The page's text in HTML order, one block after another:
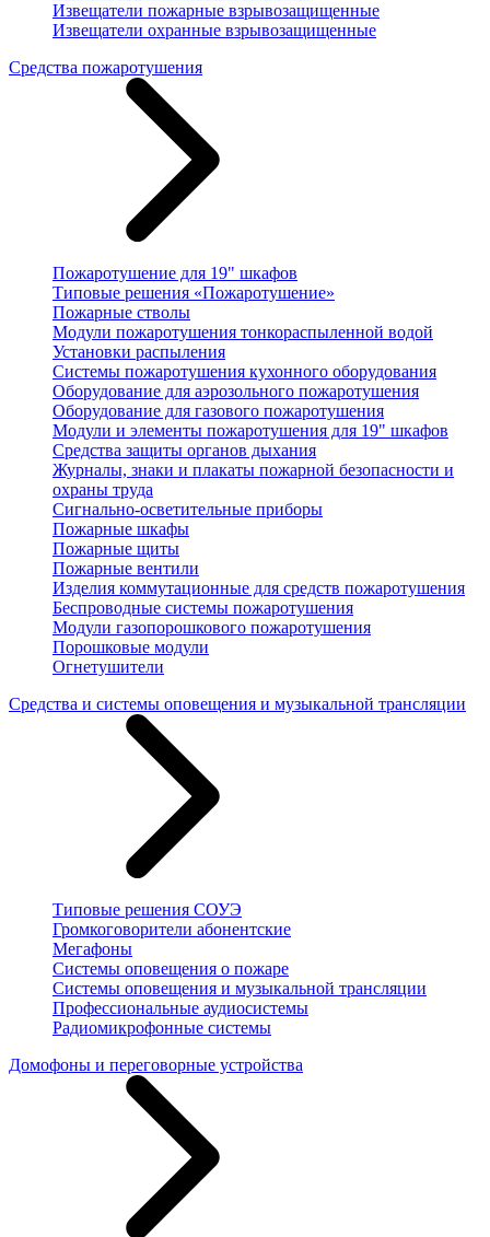
Извещатели пожарные взрывозащищенные
Извещатели охранные взрывозащищенные
Средства пожаротушения
Пожаротушение для 19" шкафов
Типовые решения «Пожаротушение»
Пожарные стволы
Модули пожаротушения тонкораспыленной водой
Установки распыления
Системы пожаротушения кухонного оборудования
Оборудование для аэрозольного пожаротушения
Оборудование для газового пожаротушения
Модули и элементы пожаротушения для 19" шкафов
Средства защиты органов дыхания
Журналы, знаки и плакаты пожарной безопасности и
охраны труда
Сигнально-осветительные приборы
Пожарные шкафы
Пожарные щиты
Пожарные вентили
Изделия коммутационные для средств пожаротушения
Беспроводные системы пожаротушения
Модули газопорошкового пожаротушения
Порошковые модули
Огнетушители
Средства и системы оповещения и музыкальной трансляции
Типовые решения СОУЭ
Громкоговорители абонентские
Мегафоны
Системы оповещения о пожаре
Системы оповещения и музыкальной трансляции
Профессиональные аудиосистемы
Радиомикрофонные системы
Домофоны и переговорные устройства